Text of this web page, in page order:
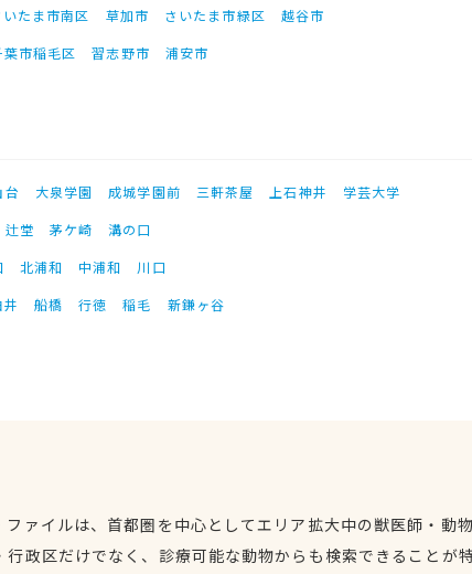
いたま市南区 草加市 さいたま市緑区
越谷市
葉市稲毛区 習志野市 浦安市
台 大泉学園 成城学園前 三軒茶屋 上石神井
学芸大学
辻堂 茅ケ崎
溝の口
北浦和 中浦和
川口
井 船橋 行徳 稲毛 新鎌ヶ谷
ファイルは、首都圏を中心としてエリア拡大中の獣医師・動
行政区だけでなく、診療可能な動物からも検索できることが